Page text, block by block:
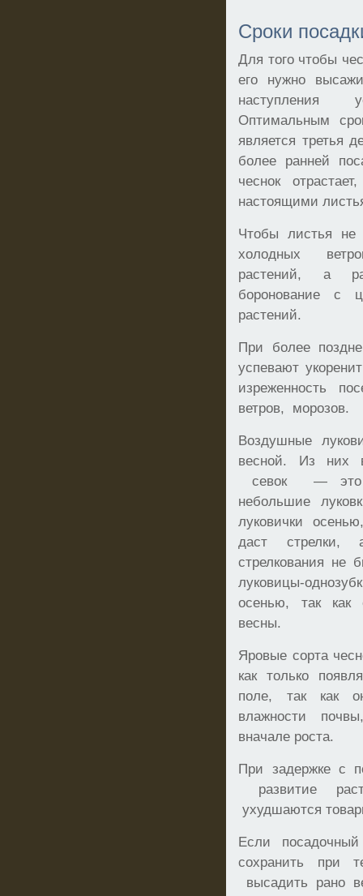
Сроки
Для того чтобы
его нужно
наступления
Оптимальным
является третья
более ранней
чеснок
настоящими
Чтобы листья не
холодных
растений, а
боронование с
растений.
При более
успевают
изреженность
ветров, морозов.
Воздушные
весной. Из них
севок — это
небольшие
луковички
даст стрелки,
стрелкования не
луковицы-
осенью, так как
весны.
Яровые сорта
как только
поле, так как
влажности
вначале роста.
При задержке с
развитие
ухудшаются
Если
сохранить при
высадить рано